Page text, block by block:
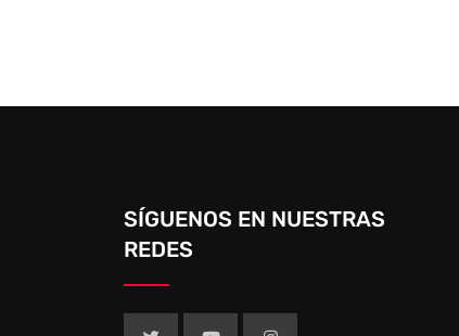
SÍGUENOS EN NUESTRAS
REDES